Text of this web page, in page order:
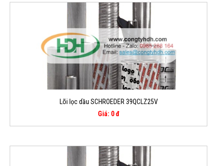
Lõi lọc dầu SCHROEDER 39QCLZ25V
Giá: 0 đ